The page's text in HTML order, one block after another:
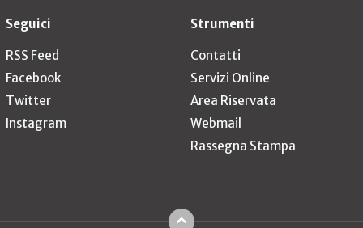
Seguici
RSS Feed
Facebook
Twitter
Instagram
Strumenti
Contatti
Servizi Online
Area Riservata
Webmail
Rassegna Stampa